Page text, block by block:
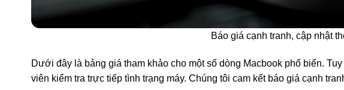
Báo giá cạnh tranh, cập nhật
Dưới đây là bảng giá tham khảo cho một số dòng Macbook phổ biến.
viên kiểm tra trực tiếp tình trạng máy. Chúng tôi cam kết báo giá cạnh